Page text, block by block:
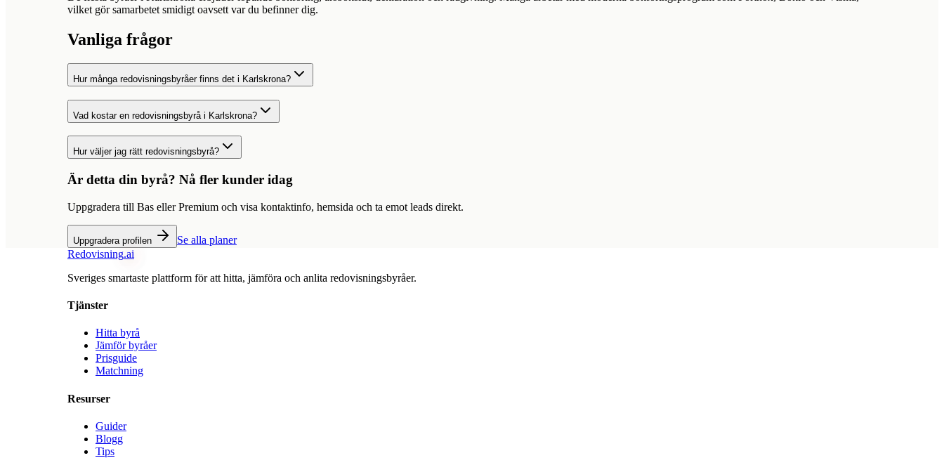
vilket gör samarbetet smidigt oavsett var du befinner dig.
Vanliga frågor
Hur många redovisningsbyråer finns det i Karlskrona?
Vad kostar en redovisningsbyrå i Karlskrona?
Hur väljer jag rätt redovisningsbyrå?
Är detta din byrå? Nå fler kunder idag
Uppgradera till Bas eller Premium och visa kontaktinfo, hemsida och ta emot leads direkt.
Uppgradera profilen
Se alla planer
Redovisning.ai
Sveriges smartaste plattform för att hitta, jämföra och anlita redovisningsbyråer.
Tjänster
Hitta byrå
Jämför byråer
Prisguide
Matchning
Resurser
Guider
Blogg
Tips